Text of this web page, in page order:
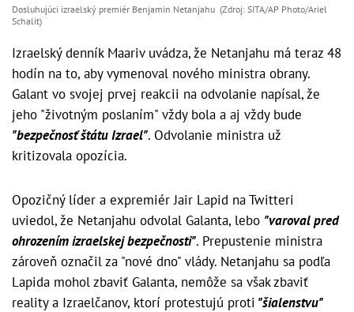
Dosluhujúci izraelský premiér Benjamin Netanjahu (Zdroj: SITA/AP Photo/Ariel
Schalit)
Izraelský denník Maariv uvádza, že Netanjahu má teraz 48
hodín na to, aby vymenoval nového ministra obrany.
Galant vo svojej prvej reakcii na odvolanie napísal, že
jeho "životným poslaním" vždy bola a aj vždy bude
"bezpečnosť štátu Izrael". Odvolanie ministra už
kritizovala opozícia.
Opozičný líder a expremiér Jair Lapid na Twitteri
uviedol, že Netanjahu odvolal Galanta, lebo "varoval pred
ohrozením izraelskej bezpečnosti". Prepustenie ministra
zároveň označil za "nové dno" vlády. Netanjahu sa podľa
Lapida mohol zbaviť Galanta, nemôže sa však zbaviť
reality a Izraelčanov, ktorí protestujú proti "šialenstvu"